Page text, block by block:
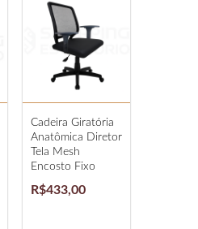
Cadeira Giratória
Anatômica Diretor
Tela Mesh
Encosto Fixo
R$433,00